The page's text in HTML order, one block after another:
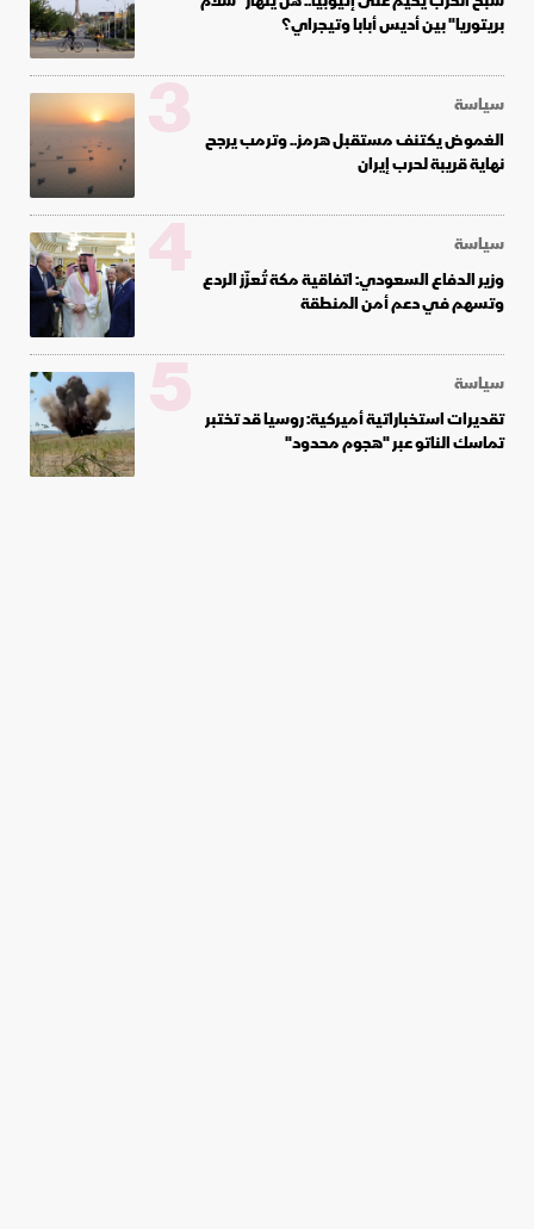
بريتوريا" بين أديس أبابا وتيجراي؟
سياسة
الغموض يكتنف مستقبل هرمز.. وترمب يرجح
نهاية قريبة لحرب إيران
3
سياسة
وزير الدفاع السعودي: اتفاقية مكة تُعزّز الردع
وتسهم في دعم أمن المنطقة
4
سياسة
تقديرات استخباراتية أميركية: روسيا قد تختبر
تماسك الناتو عبر "هجوم محدود"
5